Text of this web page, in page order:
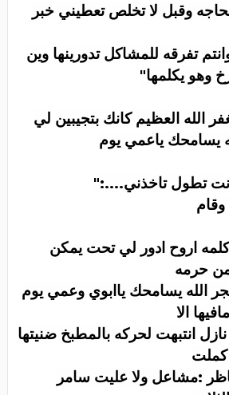
وقبل لا تخلص تعطيني خبر
تفرقه للمشاكل تدورينها وين
وهو يكلمها"
الله العظيم كانك بتجيبين لي
يسامحك ياعمي يوم
تطول تاخذني":....
اروح ادور لي تحت يمكن
من حرمه
الله يسامحك ياابوي وعمي يوم
الا
انتبهت لحركه بالمطبخ ضنيتها
:مشاعل ولا عليت سامر